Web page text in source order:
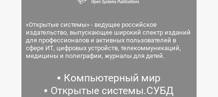
«Открытые системы» - ведущее российское
издательство, выпускающее широкий спектр изданий
для профессионалов и активных пользователей в
сфере ИТ, цифровых устройств, телекоммуникаций,
медицины и полиграфии, журналы для детей.
Компьютерный мир
Открытые системы.СУБД